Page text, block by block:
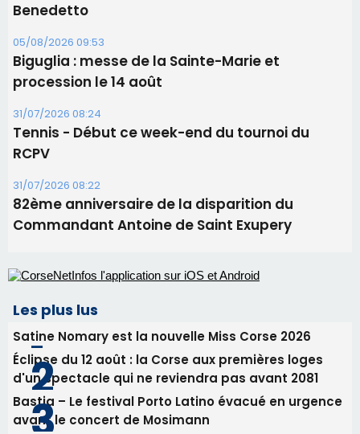
Benedetto
05/08/2026 09:53
Biguglia : messe de la Sainte-Marie et
procession le 14 août
31/07/2026 08:24
Tennis - Début ce week-end du tournoi du
RCPV
31/07/2026 08:22
82ème anniversaire de la disparition du
Commandant Antoine de Saint Exupery
Les plus lus
Satine Nomary est la nouvelle Miss Corse 2026
Éclipse du 12 août : la Corse aux premières loges
d'un spectacle qui ne reviendra pas avant 2081
Bastia – Le festival Porto Latino évacué en urgence
avant le concert de Mosimann